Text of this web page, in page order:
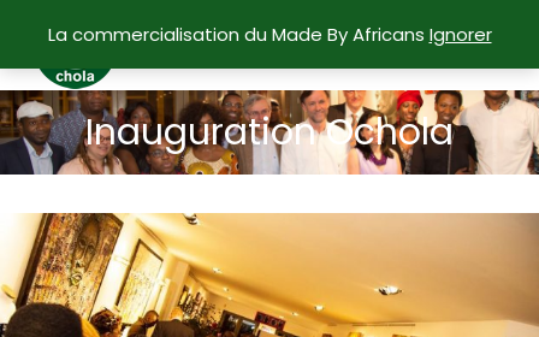
Inauguration Ochola
Vous êtes ici :
La commercialisation du Made By Africans Ignorer